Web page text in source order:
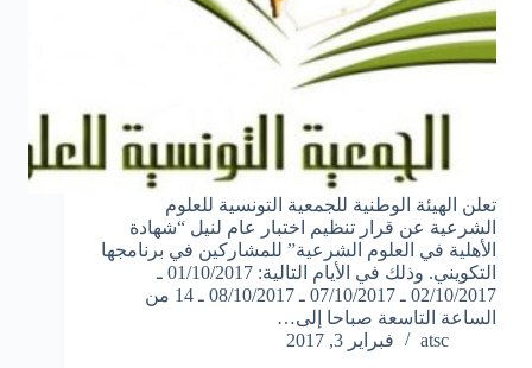
تعلن الهيئة الوطنية للجمعية التونسية للعلوم
الشرعية عن قرار تنظيم اختبار عام لنيل “شهادة
الأهلية في العلوم الشرعية” للمشاركين في برنامجها
التكويني. وذلك في الأيام التالية: 01/10/2017 ـ
02/10/2017 ـ 07/10/2017 ـ 08/10/2017 ـ 14 من
الساعة التاسعة صباحا إلى…
atsc
فبراير 3, 2017